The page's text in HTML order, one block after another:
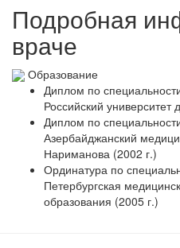
Подробная
враче
Образование
Диплом по
Российский
Диплом по
Азербайджанский
Нариманова (2002 г.)
Ординатура по
Петербургская
образования (2005 г.)